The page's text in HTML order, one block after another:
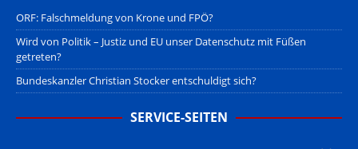
ORF: Falschmeldung von Krone und FPÖ?
Wird von Politik – Justiz und EU unser Datenschutz mit Füßen
getreten?
Bundeskanzler Christian Stocker entschuldigt sich?
SERVICE-SEITEN